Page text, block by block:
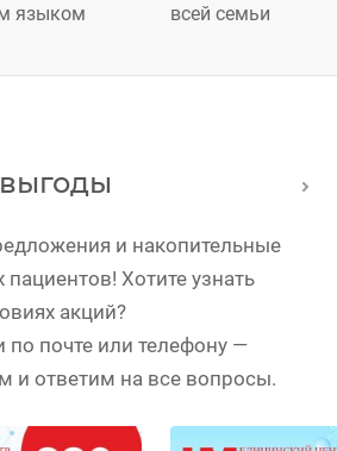
языком
всей семьи
и накопительные
Хотите узнать
акций?
по почте или телефону —
и ответим на все вопросы.